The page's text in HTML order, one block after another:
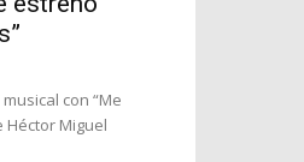
con “Me
Héctor Miguel